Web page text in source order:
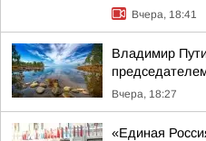
Вчера, 18:41
Владимир
Вчера, 18:27
«Единая